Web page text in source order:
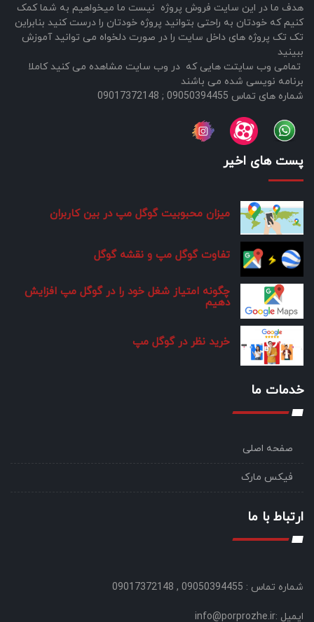
هدف ما در این سایت فروش پروژه نیست ما میخواهیم به شما کمک
کنیم که خودتان به راحتی بتوانید پروژه خودتان را درست کنید بنابراین
تک تک پروژه های داخل سایت را در صورت دلخواه می توانید آموزش
ببینید
تمامی وب سایتت هایی که در وب سایت مشاهده می کنید کاملا
برنامه نویسی شده می باشند
شماره های تماس 09050394455 ; 09017372148
پست های اخیر
میزان محبوبیت گوگل مپ در بین کاربران
تفاوت گوگل مپ و نقشه گوگل
چگونه امتیاز شغل خود را در گوگل مپ افزایش
دهیم
خرید نظر در گوگل مپ
خدمات ما
صفحه اصلی
فیکس مارک
ارتباط با ما
شماره تماس : 09050394455 , 09017372148
ایمیل :info@porprozhe.ir